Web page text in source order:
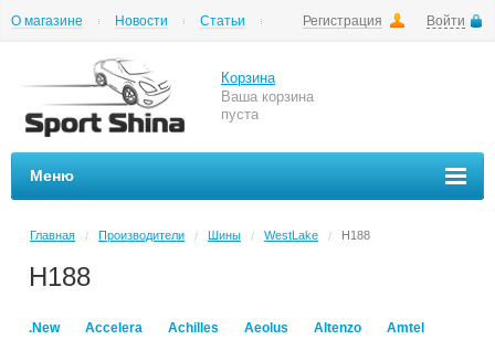
Регистрация Войти
О магазине Новости
Статьи
Корзина
Ваша корзина
пуста
Меню
Главная / Производители / Шины / WestLake / H188
H188
.New Accelera Achilles Aeolus Altenzo Amtel